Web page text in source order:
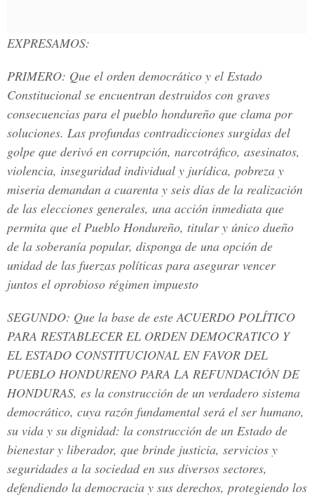
EXPRESAMOS:
PRIMERO: Que el orden democrático y el Estado
Constitucional se encuentran destruidos con graves
consecuencias para el pueblo hondureño que clama por
soluciones. Las profundas contradicciones surgidas del
golpe que derivó en corrupción, narcotráfico, asesinatos,
violencia, inseguridad individual y jurídica, pobreza y
miseria demandan a cuarenta y seis días de la realización
de las elecciones generales, una acción inmediata que
permita que el Pueblo Hondureño, titular y único dueño
de la soberanía popular, disponga de una opción de
unidad de las fuerzas políticas para asegurar vencer
juntos el oprobioso régimen impuesto
SEGUNDO: Que la base de este ACUERDO POLÍTICO
PARA RESTABLECER EL ORDEN DEMOCRATICO Y
EL ESTADO CONSTITUCIONAL EN FAVOR DEL
PUEBLO HONDURENO PARA LA REFUNDACIÓN DE
HONDURAS, es la construcción de un verdadero sistema
democrático, cuya razón fundamental será el ser humano,
su vida y su dignidad: la construcción de un Estado de
bienestar y liberador, que brinde justicia, servicios y
seguridades a la sociedad en sus diversos sectores,
defendiendo la democracia y sus derechos, protegiendo los